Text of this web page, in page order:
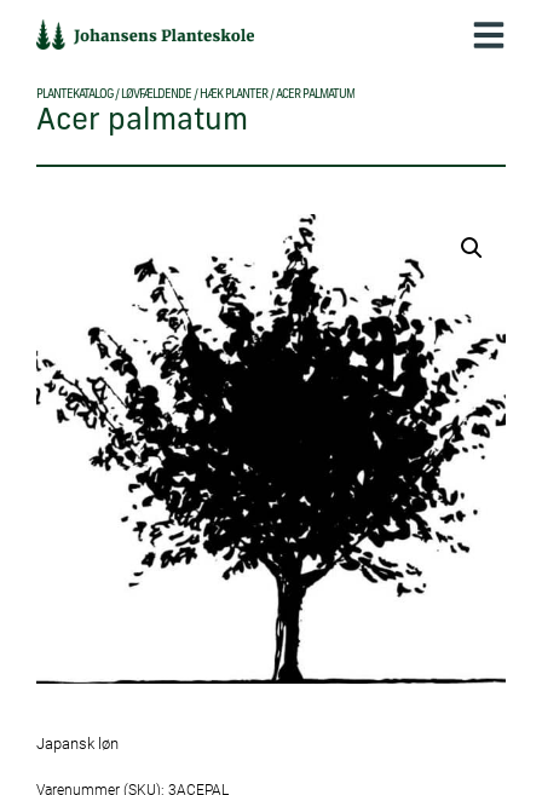
indholdet
PLANTEKATALOG/ LØVFÆLDENDE / HÆK PLANTER/ACER PALMATUM
Acer palmatum
Japansk løn
Varenummer (SKU): 3ACEPAL